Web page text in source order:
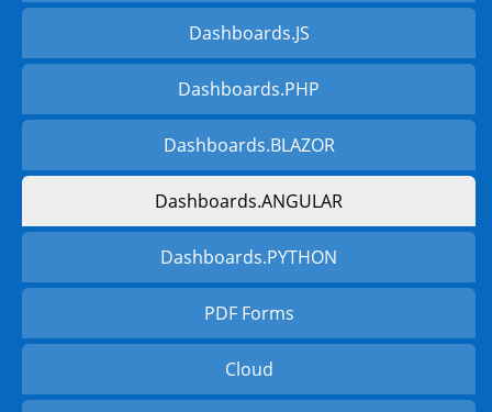
Dashboards.JS
Dashboards.PHP
Dashboards.BLAZOR
Dashboards.ANGULAR
Dashboards.PYTHON
PDF Forms
Cloud